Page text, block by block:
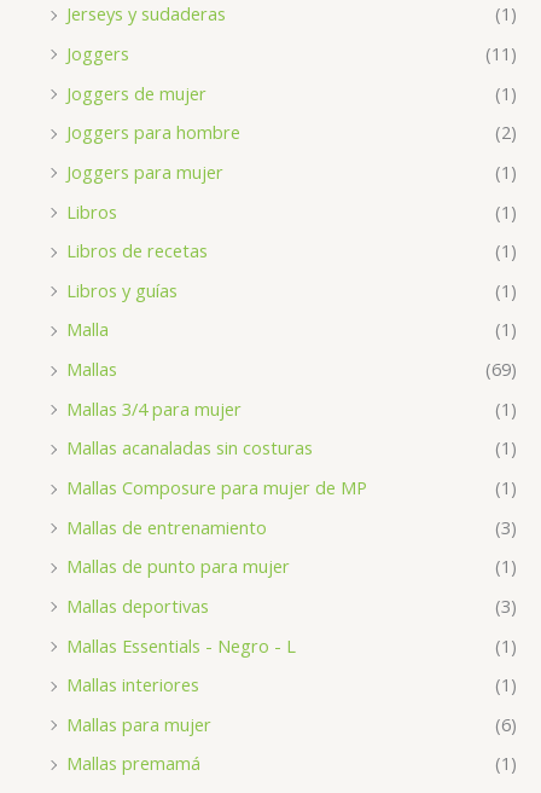
Jerseys y sudaderas
(1)
Joggers
(11)
Joggers de mujer
(1)
Joggers para hombre
(2)
Joggers para mujer
(1)
Libros
(1)
Libros de recetas
(1)
Libros y guías
(1)
Malla
(1)
Mallas
(69)
Mallas 3/4 para mujer
(1)
Mallas acanaladas sin costuras
(1)
Mallas Composure para mujer de MP
(1)
Mallas de entrenamiento
(3)
Mallas de punto para mujer
(1)
Mallas deportivas
(3)
Mallas Essentials - Negro - L
(1)
Mallas interiores
(1)
Mallas para mujer
(6)
Mallas premamá
(1)